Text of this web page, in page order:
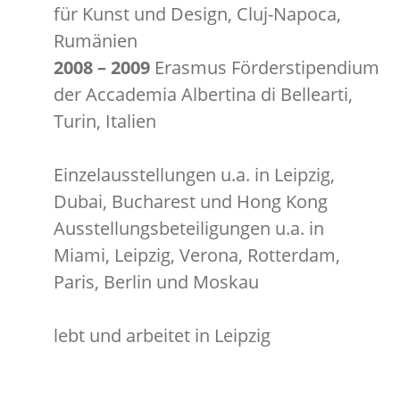
für Kunst und Design, Cluj-Napoca,
Rumänien
2008 – 2009 Erasmus Förderstipendium
der Accademia Albertina di Bellearti,
Turin, Italien
Einzelausstellungen u.a. in Leipzig,
Dubai, Bucharest und Hong Kong
Ausstellungsbeteiligungen u.a. in
Miami, Leipzig, Verona, Rotterdam,
Paris, Berlin und Moskau
lebt und arbeitet in Leipzig